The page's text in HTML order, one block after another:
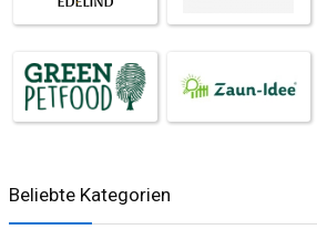
Beliebte Kategorien